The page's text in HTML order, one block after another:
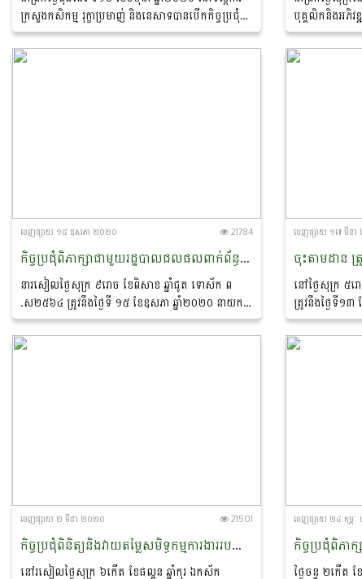
ក្រសួងកសិកម្ម រុក្ខាប្រមាញ់ និងនេសាទបានបើកកិច្ចប្រជុំ
បន្តពិនិត្យ ពិភាក្សា និងកែសម្រួលលើសេចក្តីព្រាងអនុក្រឹត្យ
ស្តីពីការរៀបចំ...
បុគ្គលិកនិងអភិវ
ការដឹកនាំដោយ
បុគ្គលិកនិងអភិវ
ចេញ​ផ្សាយ​ ១៥ ឧសភា ២០២០ 21784
កិច្ចប្រជុំពិភាក្សាជាមួយរដ្ឋបាលជលផលពាក់ព័ន្ធនឹងការរៀបចំវគ្គបណ្តុះបណ្តាល ស្តីពីការពិព័ណនាការងារ (Job Description)
នារសៀលថ្ងៃសុក្រ ៩រោច ខែពិសាខ ឆ្នាំជូត ទោស័ក ព​
.ស២៥៦៤ ត្រូវនឹងថ្ងៃទី ១៥ ខែឧសភា ឆ្នាំ២០២០ នាយក
ដ្ឋានបុគ្គលិក និងអភិវឌ្ឍន៍ធនធានមនុស្ស បានរៀបចំកិច្ចប្រជុំ
ពិភាក្សាជាមួយរដ្ឋបាលជលផលពាក់ព័ន្ធនឹងការរៀបចំ
ចេញ​ផ្សាយ​ ១៧ មីន
នៅថ្ងៃសុក្រ ៥
ត្រូវនឹងថ្ងៃទី១៣
ដ្ឋានបុគ្គលិកនិ
អ៊ុំ សាវី...
ចេញ​ផ្សាយ​ ២ មីនា ២០២០ 21501
កិច្ចប្រជុំពិនិត្យនិងវាយតម្លៃសមិទ្ធកម្មការងាររបស់មន្ទីរកសិកម្ម រុក្ខាប្រមាញ់ និងនេសាទរាជធានី ខេត្
នៅរសៀលថ្ងៃសុក្រ ៦កេីត ខែផល្គុន ឆ្នាំកុរ ឯកស័ក
ចេញ​ផ្សាយ​ ២៤ កុម្ភ
ថ្ងៃចន្ទ ២កើត